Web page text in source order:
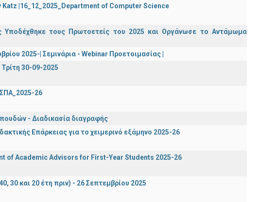
|16_12_2025_Department of Computer Science
Υποδέχθηκε τους Πρωτοετείς του 2025 και Οργάνωσε το Αντάμωμα
2025-| Σεμινάρια - Webinar Προετοιμασίας |
30-09-2025
26
- Διαδικασία διαγραφής
Επάρκειας για το χειμερινό εξάμηνο 2025-26
of Academic Advisors for First-Year Students 2025-26
30 και 20 έτη πριν) - 26 Σεπτεμβρίου 2025